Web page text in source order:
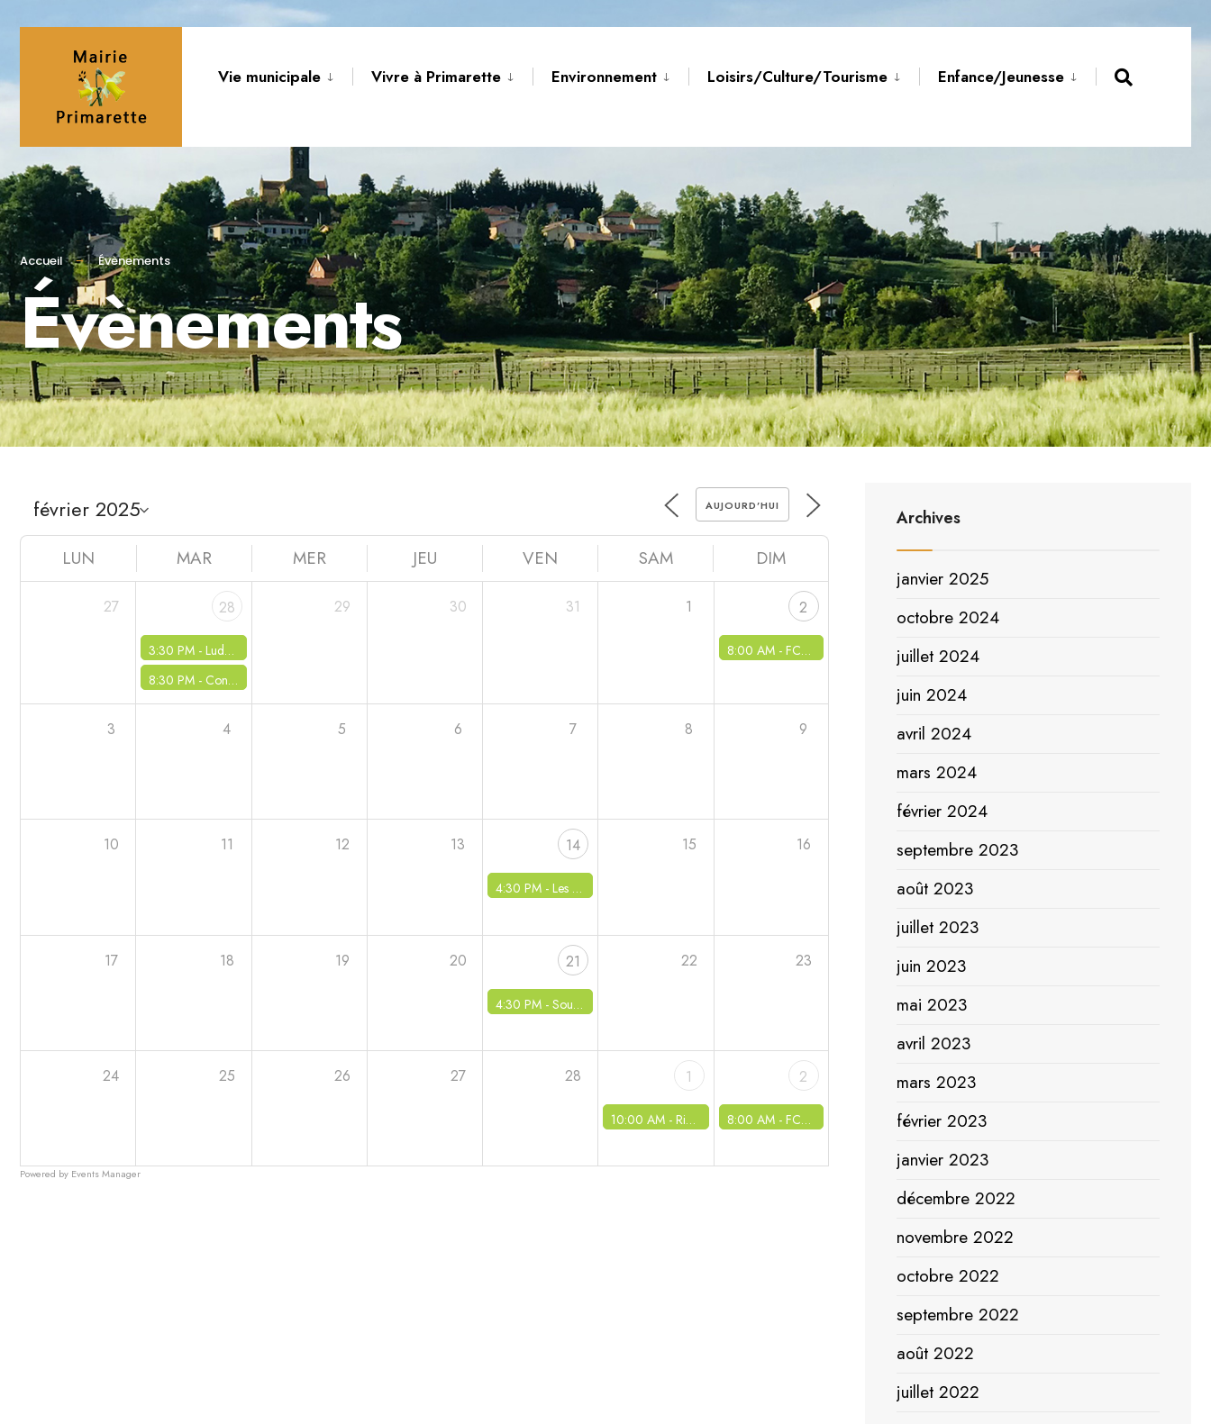
Vie municipale Vivre à Primarette Environnement Loisirs/Culture/Tourisme Enfance/Jeunesse
Accueil Évènements
Évènements
AUJOURD’HUI
LUN MAR MER JEU VEN SAM DIM
27 28
3:30 PM -Ludothèque
8:30 PM - Conseil municipal
29 30 31 1 2
8:00 AM - FCC - Moules frites
3 4 5 6 7 8 9
10 11 12 13 14
4:30 PM -Les conscrits - Vente de crêpes
15 16
17 18 19 20 21
4:30 PM -Sou des écoles - Pizzas à emporter
22 23
24 25 26 27 28 1
10:00 AM -Ripatons et Bartifelles - Rencontres des Terroirs
2
8:00 AM - FCC - Langues de bœuf
Powered by Events Manager
Archives
janvier 2025
octobre 2024
juillet 2024
juin 2024
avril 2024
mars 2024
février 2024
septembre 2023
août 2023
juillet 2023
juin 2023
mai 2023
avril 2023
mars 2023
février 2023
janvier 2023
décembre 2022
novembre 2022
octobre 2022
septembre 2022
août 2022
juillet 2022